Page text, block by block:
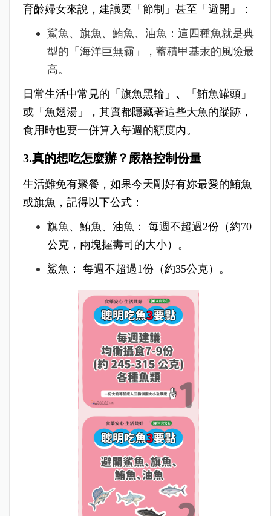
育齡婦女來說，建議要「節制」甚至「避開」：
鯊魚、旗魚、鮪魚、油魚：這四種魚就是典
型的「海洋巨無霸」，蓄積甲基汞的風險最
高。
日常生活中常見的「旗魚黑輪」 、 「鮪魚罐頭」
或「魚翅湯」
，其實都隱藏著這些大魚的蹤跡，
食用時也要一併算入每週的額度內。
3.真的想吃怎麼辦？嚴格控制份量
生活難免有聚餐，如果今天剛好有妳最愛的鮪魚
或旗魚，記得以下公式：
旗魚、鮪魚、油魚： 每週不超過2份（約70
公克，兩塊握壽司的大小）。
鯊魚： 每週不超過1份（約35公克）。